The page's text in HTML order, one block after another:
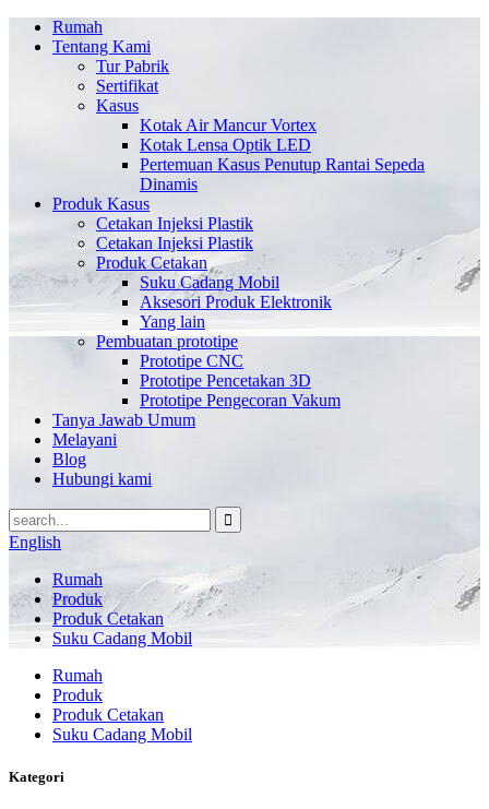
Rumah
Tentang Kami
Tur Pabrik
Sertifikat
Kasus
Kotak Air Mancur Vortex
Kotak Lensa Optik LED
Pertemuan Kasus Penutup Rantai Sepeda
Dinamis
Produk Kasus
Cetakan Injeksi Plastik
Cetakan Injeksi Plastik
Produk Cetakan
Suku Cadang Mobil
Aksesori Produk Elektronik
Yang lain
Pembuatan prototipe
Prototipe CNC
Prototipe Pencetakan 3D
Prototipe Pengecoran Vakum
Tanya Jawab Umum
Melayani
Blog
Hubungi kami
English
Rumah
Produk
Produk Cetakan
Suku Cadang Mobil
Rumah
Produk
Produk Cetakan
Suku Cadang Mobil
Kategori